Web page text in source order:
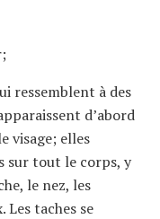
ressemblent à des
d’abord
visage; elles
sur tout le corps, y
le nez, les
Les taches se